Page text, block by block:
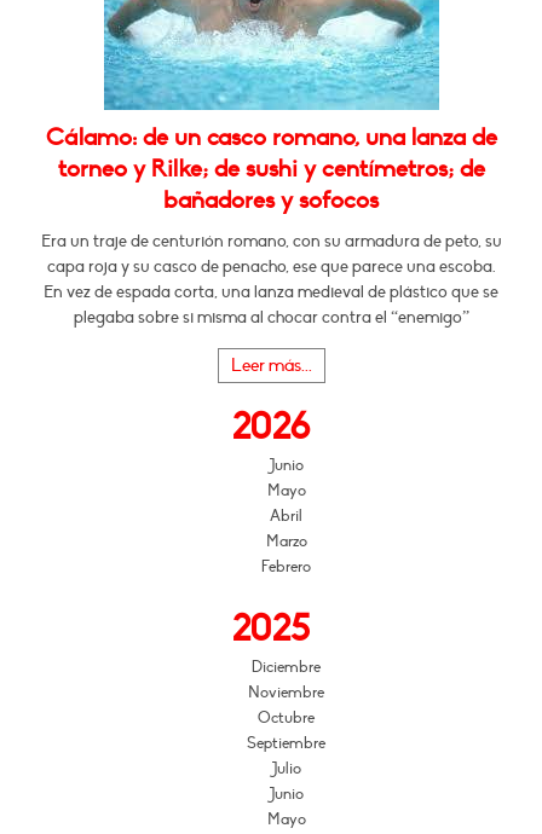
Cálamo: de un casco romano, una lanza de
torneo y Rilke; de sushi y centímetros; de
bañadores y sofocos
Era un traje de centurión romano, con su armadura de peto, su
capa roja y su casco de penacho, ese que parece una escoba.
En vez de espada corta, una lanza medieval de plástico que se
plegaba sobre si misma al chocar contra el “enemigo”
Leer más...
2026
Junio
Mayo
Abril
Marzo
Febrero
2025
Diciembre
Noviembre
Octubre
Septiembre
Julio
Junio
Mayo